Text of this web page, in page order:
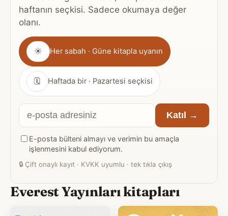
haftanın seçkisi. Sadece okumaya değer
olanı.
Gönderim
sıklığı
☀ Her sabah · Güne kitapla uyanın
🗓 Haftada bir · Pazartesi seçkisi
E-
posta
adresiniz
Katıl →
E-posta bülteni almayı ve verimin bu amaçla
işlenmesini kabul ediyorum.
🔒 Çift onaylı kayıt · KVKK uyumlu · tek tıkla çıkış
Everest Yayınları kitapları